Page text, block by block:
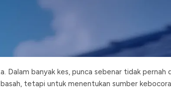
Air yang
Dalam banyak kes, punca sebenar tidak pernah
tetapi untuk menentukan sumber